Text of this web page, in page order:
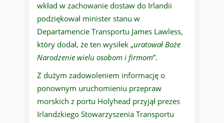
wkład w zachowanie dostaw do Irlandii
podziękował minister stanu w
Departamencie Transportu James Lawless,
który dodał, że ten wysiłek „uratowałBoże
Narodzenie wielu osobom i firmom”.
Z dużym zadowoleniem informację o
ponownym uruchomieniu przepraw
morskich z portu Holyhead przyjął prezes
Irlandzkiego Stowarzyszenia Transportu